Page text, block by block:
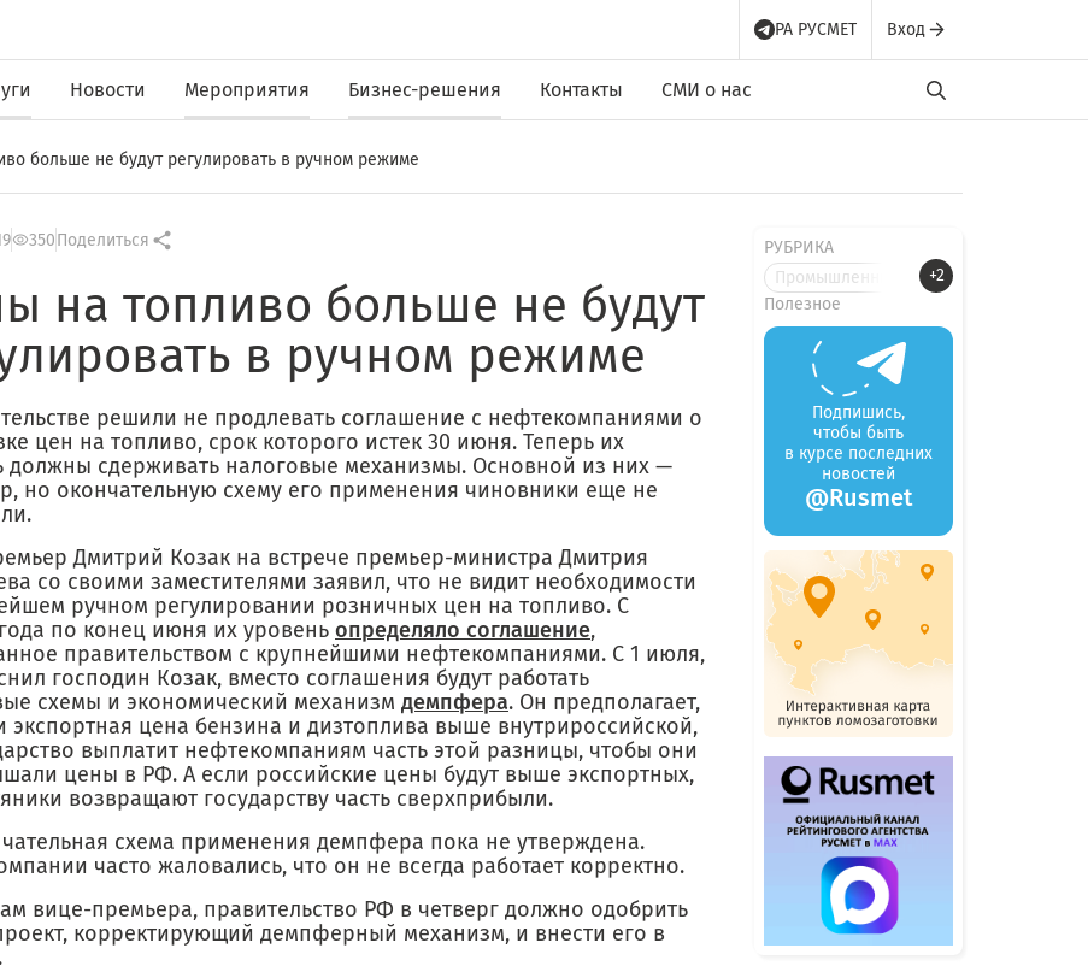
РА РУСМЕТ Вход
Новости Мероприятия Бизнес-решения Контакты СМИ о нас
больше не будут регулировать в ручном режиме
350Поделиться
на топливо больше не будут
в ручном режиме
решили не продлевать соглашение с нефтекомпаниями о
цен на топливо, срок которого истек 30 июня. Теперь их
должны сдерживать налоговые механизмы. Основной из них —
но окончательную схему его применения чиновники еще не
Дмитрий Козак на встрече премьер-министра Дмитрия
со своими заместителями заявил, что не видит необходимости
ручном регулировании розничных цен на топливо. С
по конец июня их уровень определяло соглашение,
правительством с крупнейшими нефтекомпаниями. С 1 июля,
господин Козак, вместо соглашения будут работать
схемы и экономический механизм демпфера. Он предполагает,
экспортная цена бензина и дизтоплива выше внутрироссийской,
выплатит нефтекомпаниям часть этой разницы, чтобы они
цены в РФ. А если российские цены будут выше экспортных,
возвращают государству часть сверхприбыли.
схема применения демпфера пока не утверждена.
часто жаловались, что он не всегда работает корректно.
вице-премьера, правительство РФ в четверг должно одобрить
корректирующий демпферный механизм, и внести его в
РУБРИКА
Промышленные новости
+2
Полезное
Подпишись,
чтобы быть
в курсе последних
новостей
@Rusmet